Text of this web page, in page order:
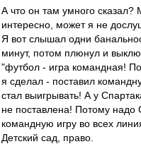
А что он там умного сказал?
интересно, может я не
Я вот слышал одни
минут, потом плюнул и
"футбол - игра командная!
я сделал - поставил
стал выигрывать! А у
не поставлена! Потому надо
командную игру во всех
Детский сад, право.